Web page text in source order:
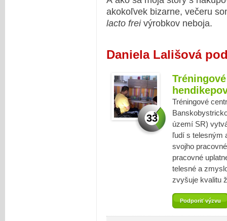
akokoľvek bizarne, večeru
lacto freivýrobkov neboja.
Daniela Lališová
33
Tréningové
území SR)
ľudí s telesným
svojho
pracovné
telesné a
zvyšuje kvalitu
Podporiť výzvu